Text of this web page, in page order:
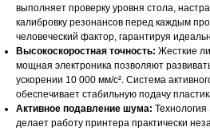
выполняет проверку уровня стола,
калибровку резонансов перед каждым
человеческий фактор, гарантируя
Высокоскоростная точность: Жесткие
мощная электроника позволяют
ускорении 10 000 мм/с². Система
обеспечивает стабильную подачу
Активное подавление шума:
делает работу принтера практически